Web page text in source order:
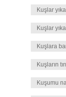
Kuşlar
Kuşlar
Kuşlara
Kuşların
Kuşumu